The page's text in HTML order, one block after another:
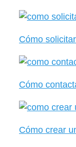
Cómo
Cómo
Cómo crear